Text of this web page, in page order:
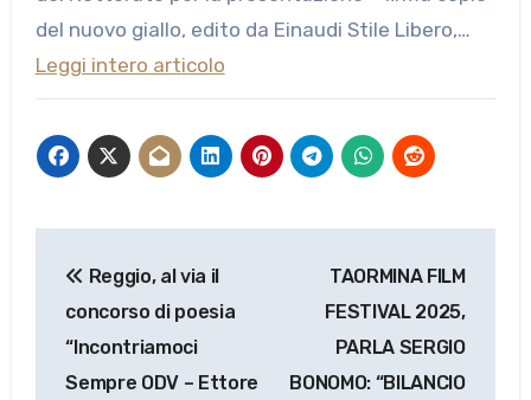
del nuovo giallo, edito da Einaudi Stile Libero,…
Leggi intero articolo
articoli
Reggio, al via il
concorso di poesia
“Incontriamoci
Sempre ODV – Ettore
TAORMINA FILM
FESTIVAL 2025,
PARLA SERGIO
BONOMO: “BILANCIO